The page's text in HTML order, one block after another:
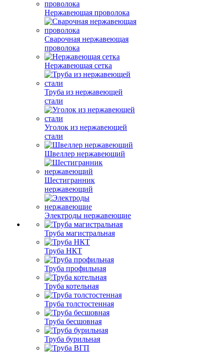
Нержавеющая проволока
Сварочная нержавеющая
проволока
Нержавеющая сетка
Труба из нержавеющей
стали
Уголок из нержавеющей
стали
Швеллер нержавеющий
Шестигранник
нержавеющий
Электроды нержавеющие
Труба магистральная
Труба НКТ
Труба профильная
Труба котельная
Труба толстостенная
Труба бесшовная
Труба бурильная